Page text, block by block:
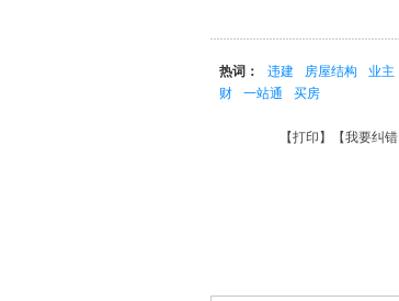
热词： 违建 房屋结构 业主
财
一站通 买房
【打印 】【我要纠错